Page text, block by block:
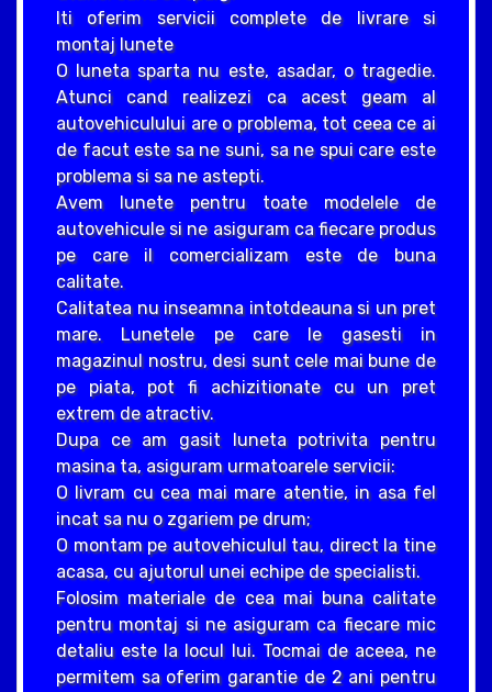
Iti oferim servicii complete de livrare si
montaj lunete
O luneta sparta nu este, asadar, o tragedie.
Atunci cand realizezi ca acest geam al
autovehiculului are o problema, tot ceea ce ai
de facut este sa ne suni, sa ne spui care este
problema si sa ne astepti.
Avem lunete pentru toate modelele de
autovehicule si ne asiguram ca fiecare produs
pe care il comercializam este de buna
calitate.
Calitatea nu inseamna intotdeauna si un pret
mare. Lunetele pe care le gasesti in
magazinul nostru, desi sunt cele mai bune de
pe piata, pot fi achizitionate cu un pret
extrem de atractiv.
Dupa ce am gasit luneta potrivita pentru
masina ta, asiguram urmatoarele servicii:
O livram cu cea mai mare atentie, in asa fel
incat sa nu o zgariem pe drum;
O montam pe autovehiculul tau, direct la tine
acasa, cu ajutorul unei echipe de specialisti.
Folosim materiale de cea mai buna calitate
pentru montaj si ne asiguram ca fiecare mic
detaliu este la locul lui. Tocmai de aceea, ne
permitem sa oferim garantie de 2 ani pentru